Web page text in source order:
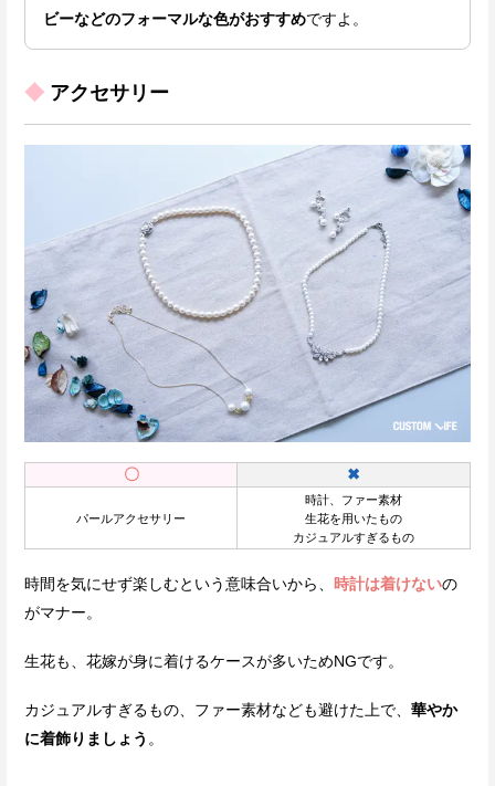
ビーなどのフォーマルな色がおすすめですよ。
◆ アクセサリー
〇 ✖
パールアクセサリー
時計、ファー素材
生花を用いたもの
カジュアルすぎるもの
時間を気にせず楽しむという意味合いから、 時計は着けないの
がマナー。
生花も、花嫁が身に着けるケースが多いためNGです。
カジュアルすぎるもの、ファー素材なども避けた上で、 華やか
に着飾りましょう 。